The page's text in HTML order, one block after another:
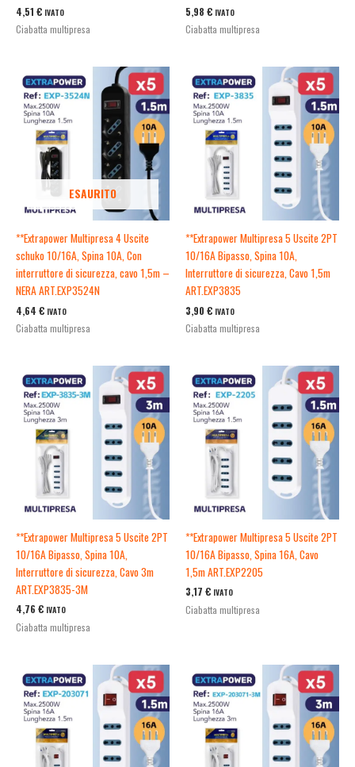
4,51 € IVATO
Ciabatta multipresa
5,98 € IVATO
Ciabatta multipresa
ESAURITO
**Extrapower Multipresa 4 Uscite
schuko 10/16A, Spina 10A, Con
interruttore di sicurezza, cavo 1,5m –
NERA ART.EXP3524N
4,64 € IVATO
Ciabatta multipresa
**Extrapower Multipresa 5 Uscite 2PT
10/16A Bipasso, Spina 10A,
Interruttore di sicurezza, Cavo 1,5m
ART.EXP3835
3,90 € IVATO
Ciabatta multipresa
**Extrapower Multipresa 5 Uscite 2PT
10/16A Bipasso, Spina 10A,
Interruttore di sicurezza, Cavo 3m
ART.EXP3835-3M
4,76 € IVATO
Ciabatta multipresa
**Extrapower Multipresa 5 Uscite 2PT
10/16A Bipasso, Spina 16A, Cavo
1,5m ART.EXP2205
3,17 € IVATO
Ciabatta multipresa